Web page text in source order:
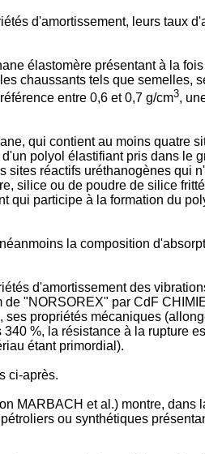
d'amortissement, leurs taux
élastomère présentant à la
chaussants tels que semelles,
entre 0,6 et 0,7 g/cm3,
qui contient au moins quatre
polyol élastifiant pris dans le
réactifs uréthanogènes qui
silice ou de poudre de silice
participe à la formation du
la composition
d'amortissement des
"NORSOREX" par CdF
propriétés mécaniques
%, la résistance à la rupture
étant primordial).
ci-après.
MARBACH et al.) montre, dans
ou synthétiques